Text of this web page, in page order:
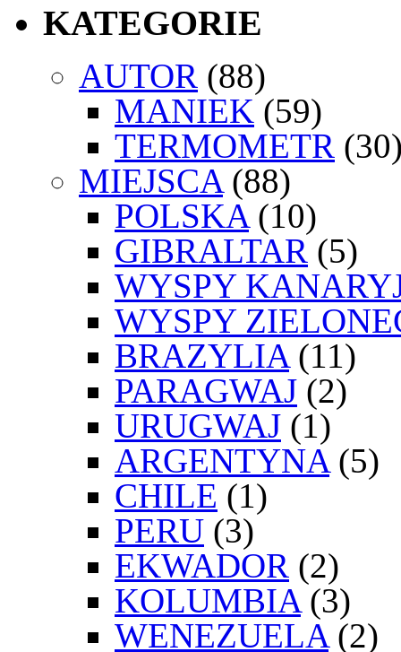
KATEGORIE
AUTOR (88)
MANIEK (59)
TERMOMETR
MIEJSCA (88)
POLSKA (10)
GIBRALTAR (5)
WYSPY
WYSPY
BRAZYLIA (11)
PARAGWAJ (2)
URUGWAJ (1)
ARGENTYNA (5)
CHILE (1)
PERU (3)
EKWADOR (2)
KOLUMBIA (3)
WENEZUELA (2)